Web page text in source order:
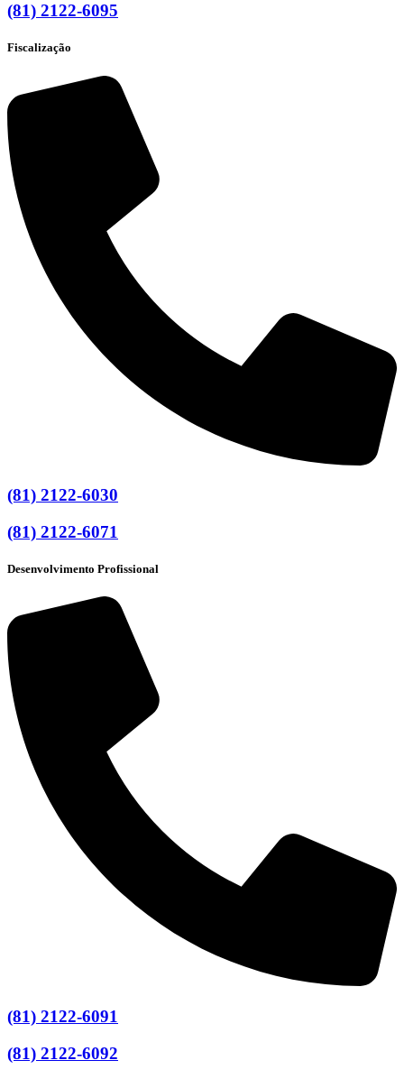
(81) 2122-6095
Fiscalização
(81) 2122-6030
(81) 2122-6071
Desenvolvimento Profissional
(81) 2122-6091
(81) 2122-6092